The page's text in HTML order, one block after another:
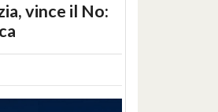
vince il No: